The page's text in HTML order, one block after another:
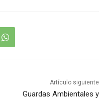
Artículo siguiente
Guardas Ambientales y